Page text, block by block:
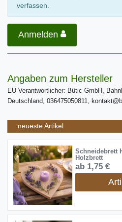
verfassen.
Anmelden
Angaben zum Hersteller
EU-Verantwortlicher: Bütic GmbH,
Deutschland, 036475050811,
neueste Artikel
Schneidebrett
Holzbrett
ab 1,75 €